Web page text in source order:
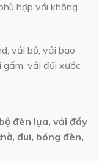
hợp với không
vải bố, vải bao
gấm, vải đũi xước
đèn lụa, vải đẩy
đui, bóng đèn,